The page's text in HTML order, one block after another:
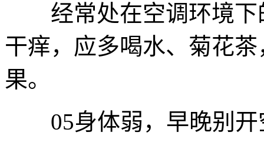
经常处在空调环境下
干痒，应多喝水、菊花
果。
05身体弱，早晚别开